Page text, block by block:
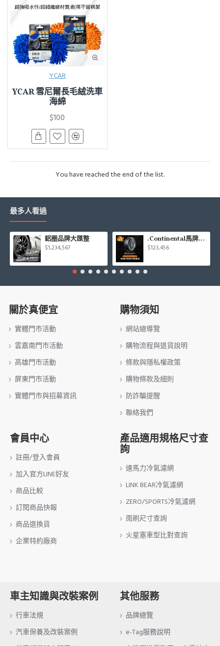
YCAR
YCAR 雪尼爾長毛絨洗車
海綿
$100
You have reached the end of the list.
最多人看過
鋁圈品牌大匯整
$1,234,567
.Continental馬牌CCK輪胎特價專區
$123,456
關於真便宜
實體門市活動
雲嘉南門市活動
高雄門市活動
屏東門市活動
實體門市與招募資訊
購物須知
網站總導覽
購物流程與退貨說明
條款與隱私權政策
購物條款及細則
防詐騙提醒
聯絡我們
會員中心
註冊/登入會員
加入官方LINE好友
商品比較
訂閱商品快報
商品退換貨
企業特約廠商
產品適用規格尺寸查
詢
速馬力冷氣濾網
LINK BEAR冷氣濾網
ZERO/SPORTS冷氣濾網
雨刷尺寸查詢
火星塞車型比對查詢
車主知識與改裝案例
行車法規
汽車保養及改裝案例
其他服務
品牌總覽
e-Tag服務說明